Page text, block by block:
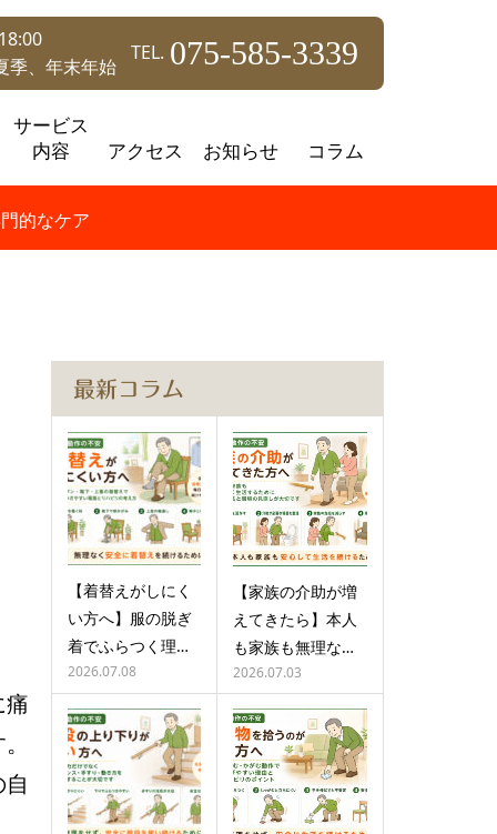
、年末年始
TEL. 075-585-3339
サービス
内容
アクセス お知らせ コラム
的なケア
痛
最新コラム
【着替えがしにく
い方へ】服の脱ぎ
着でふらつく理…
2026.07.08
【家族の介助が増
えてきたら】本人
も家族も無理な…
2026.07.03